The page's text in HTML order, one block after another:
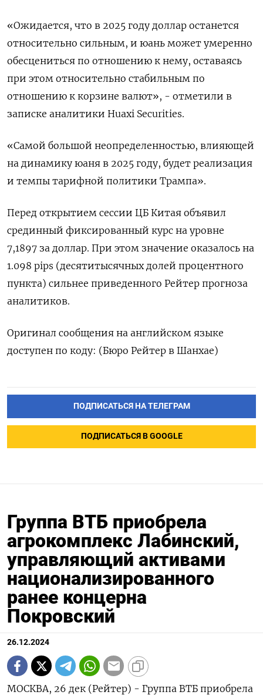
«Ожидается, что в 2025 году доллар останется
относительно сильным, и юань может умеренно
обесцениться по отношению к нему, оставаясь
при этом относительно стабильным по
отношению к корзине валют», - отметили в
записке аналитики Huaxi Securities.
«Самой большой неопределенностью, влияющей
на динамику юаня в 2025 году, будет реализация
и темпы тарифной политики Трампа».
Перед открытием сессии ЦБ Китая объявил
срединный фиксированный курс на уровне
7,1897 за доллар. При этом значение оказалось на
1.098 pips (десятитысячных долей процентного
пункта) сильнее приведенного Рейтер прогноза
аналитиков.
Оригинал сообщения на английском языке
доступен по коду: (Бюро Рейтер в Шанхае)
ПОДПИСАТЬСЯ НА ТЕЛЕГРАМ
ПОДПИСАТЬСЯ В GOOGLE
Группа ВТБ приобрела
агрокомплекс Лабинский,
управляющий активами
национализированного
ранее концерна
Покровский
26.12.2024
МОСКВА, 26 дек (Рейтер) - Группа ВТБ приобрела